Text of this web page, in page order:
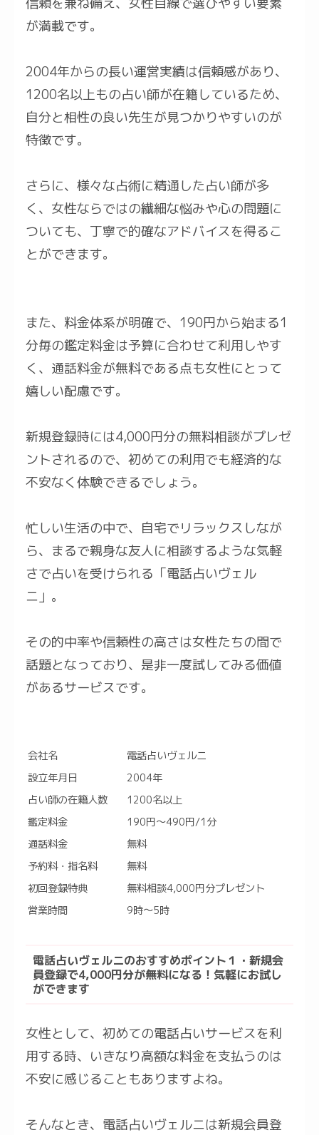
が満載です。
2004年からの長い運営実績は信頼感があり、
1200名以上もの占い師が在籍しているため、
自分と相性の良い先生が見つかりやすいのが
特徴です。
さらに、様々な占術に精通した占い師が多
く、女性ならではの繊細な悩みや心の問題に
ついても、丁寧で的確なアドバイスを得るこ
とができます。
また、料金体系が明確で、190円から始まる1
分毎の鑑定料金は予算に合わせて利用しやす
く、通話料金が無料である点も女性にとって
嬉しい配慮です。
新規登録時には4,000円分の無料相談がプレゼ
ントされるので、初めての利用でも経済的な
不安なく体験できるでしょう。
忙しい生活の中で、自宅でリラックスしなが
ら、まるで親身な友人に相談するような気軽
さで占いを受けられる「電話占いヴェル
ニ」。
その的中率や信頼性の高さは女性たちの間で
話題となっており、是非一度試してみる価値
があるサービスです。
会社名
電話占いヴェルニ
設立年月日
2004年
占い師の在籍人数
1200名以上
鑑定料金
190円～490円/1分
通話料金
無料
予約料・指名料
無料
初回登録特典
無料相談4,000円分プレゼント
営業時間
9時～5時
電話占いヴェルニのおすすめポイント１・新規会
員登録で4,000円分が無料になる！気軽にお試し
ができます
女性として、初めての電話占いサービスを利
用する時、いきなり高額な料金を支払うのは
不安に感じることもありますよね。
そんなとき、電話占いヴェルニは新規会員登